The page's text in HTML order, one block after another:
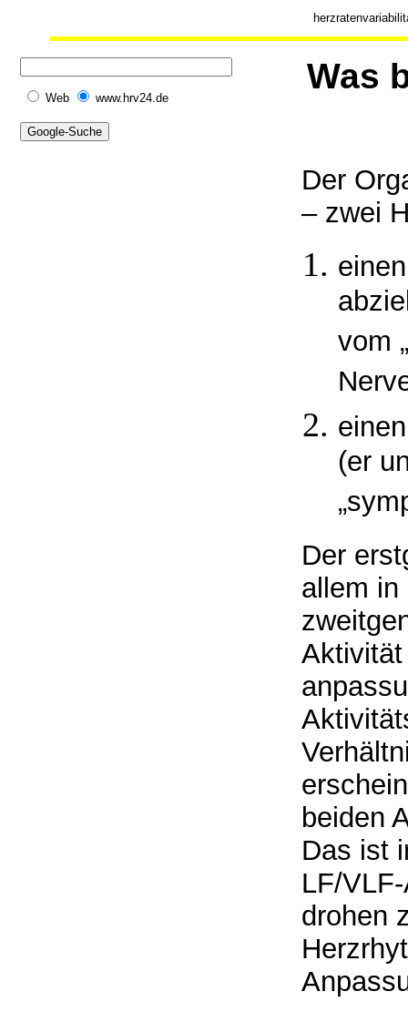
Web www.hrv24.de
Was
Der
– zwei
vom
(er
Der
allem in
beiden
Das ist
LF/
drohen